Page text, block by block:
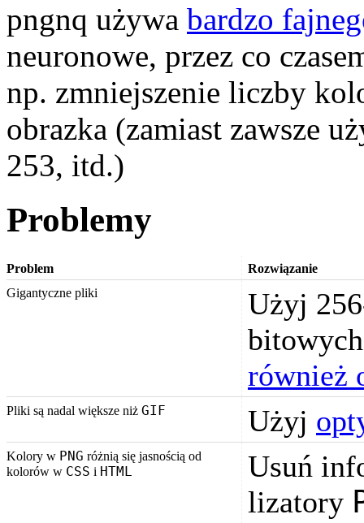
pngnq używa bardzo
neuronowe, przez co
np. zmniej­szenie liczby
obrazka (zamiast zawsze
253, itd.)
Problemy
Problem
Rozwiązanie
Gigantyczne pliki
Użyj
również
Pliki są nadal większe niż GIF Użyj
Kolory w PNG różnią się jasnością od
kolorów w CSS i HTML
Usuń
lizatory